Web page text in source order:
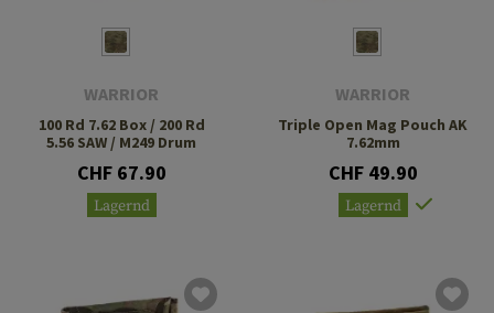
WARRIOR
100 Rd 7.62 Box / 200 Rd
5.56 SAW / M249 Drum
CHF 67.90
Lagernd
WARRIOR
Triple Open Mag Pouch AK
7.62mm
CHF 49.90
Lagernd